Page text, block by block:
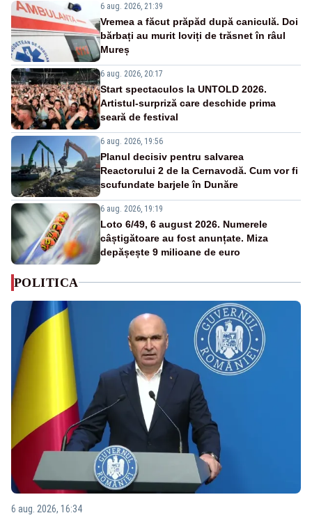
6 aug. 2026, 21:39
Vremea a făcut prăpăd după caniculă. Doi
bărbați au murit loviți de trăsnet în râul
Mureș
6 aug. 2026, 20:17
Start spectaculos la UNTOLD 2026.
Artistul-surpriză care deschide prima
seară de festival
6 aug. 2026, 19:56
Planul decisiv pentru salvarea
Reactorului 2 de la Cernavodă. Cum vor fi
scufundate barjele în Dunăre
6 aug. 2026, 19:19
Loto 6/49, 6 august 2026. Numerele
câștigătoare au fost anunțate. Miza
depășește 9 milioane de euro
POLITICA
6 aug. 2026, 16:34